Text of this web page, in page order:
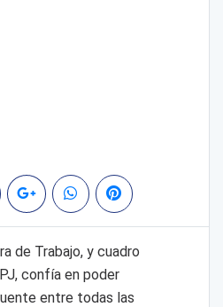
de Trabajo, y cuadro
confía en poder
entre todas las